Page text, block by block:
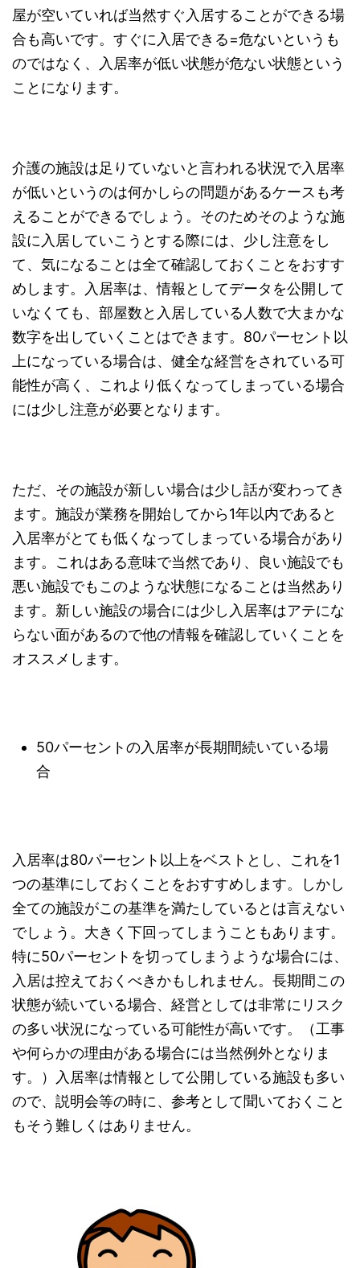
屋が空いていれば当然すぐ入居することができる場
合も高いです。すぐに入居できる=危ないというも
のではなく、入居率が低い状態が危ない状態という
ことになります。
介護の施設は足りていないと言われる状況で入居率
が低いというのは何かしらの問題があるケースも考
えることができるでしょう。そのためそのような施
設に入居していこうとする際には、少し注意をし
て、気になることは全て確認しておくことをおすす
めします。入居率は、情報としてデータを公開して
いなくても、部屋数と入居している人数で大まかな
数字を出していくことはできます。80パーセント以
上になっている場合は、健全な経営をされている可
能性が高く、これより低くなってしまっている場合
には少し注意が必要となります。
ただ、その施設が新しい場合は少し話が変わってき
ます。施設が業務を開始してから1年以内であると
入居率がとても低くなってしまっている場合があり
ます。これはある意味で当然であり、良い施設でも
悪い施設でもこのような状態になることは当然あり
ます。新しい施設の場合には少し入居率はアテにな
らない面があるので他の情報を確認していくことを
オススメします。
50パーセントの入居率が長期間続いている場
合
入居率は80パーセント以上をベストとし、これを1
つの基準にしておくことをおすすめします。しかし
全ての施設がこの基準を満たしているとは言えない
でしょう。大きく下回ってしまうこともあります。
特に50パーセントを切ってしまうような場合には、
入居は控えておくべきかもしれません。長期間この
状態が続いている場合、経営としては非常にリスク
の多い状況になっている可能性が高いです。（工事
や何らかの理由がある場合には当然例外となりま
す。）入居率は情報として公開している施設も多い
ので、説明会等の時に、参考として聞いておくこと
もそう難しくはありません。